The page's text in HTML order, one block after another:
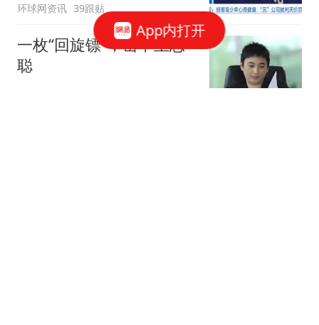
环球网资讯 39跟贴
一枚“回旋镖”，击中王思
聪
App内打开